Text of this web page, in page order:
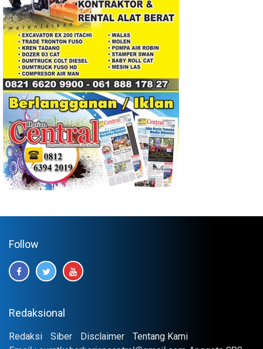
Follow
Redaksional
Redaksi Siber Disclaimer
Tentang Kami